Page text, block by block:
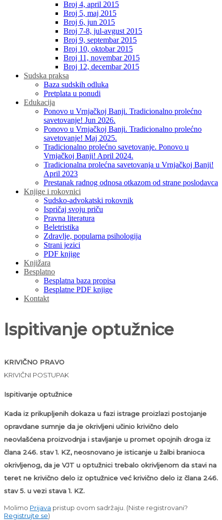
Broj 4, april 2015
Broj 5, maj 2015
Broj 6, jun 2015
Broj 7-8, jul-avgust 2015
Broj 9, septembar 2015
Broj 10, oktobar 2015
Broj 11, novembar 2015
Broj 12, decembar 2015
Sudska praksa
Baza sudskih odluka
Pretplata u ponudi
Edukacija
Ponovo u Vrnjačkoj Banji. Tradicionalno prolećno
savetovanje! Jun 2026.
Ponovo u Vrnjačkoj Banji. Tradicionalno prolećno
savetovanje! Maj 2025.
Tradicionalno prolećno savetovanje. Ponovo u
Vrnjačkoj Banji! April 2024.
Tradicionalna prolećna savetovanja u Vrnjačkoj Banji!
April 2023
Prestanak radnog odnosa otkazom od strane poslodavca
Knjige i rokovnici
Sudsko-advokatski rokovnik
Ispričaj svoju priču
Pravna literatura
Beletristika
Zdravlje, popularna psihologija
Strani jezici
PDF knjige
Knjižara
Besplatno
Besplatna baza propisa
Besplatne PDF knjige
Kontakt
Ispitivanje optužnice
KRIVIČNO PRAVO
KRIVIČNI POSTUPAK
Ispitivanje optužnice
Kada iz prikupljenih dokaza u fazi istrage proizlazi postojanje
opravdane sumnje da je okrivljeni učinio krivično delo
neovlašćena proizvodnja i stavljanje u promet opojnih droga iz
člana 246. stav 1. KZ, neosnovano je isticanje u žalbi branioca
okrivljenog, da je VJT u optužnici trebalo okrivljenom da stavi na
teret ne krivično delo iz optužnice već krivično delo iz člana 246.
stav 5. u vezi stava 1. KZ.
Molimo Prijava pristup ovom sadržaju. (Niste registrovani?
Registrujte se)